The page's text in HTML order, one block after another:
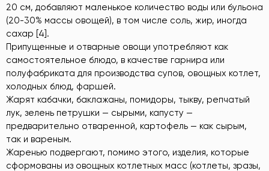
20 см, добавляют маленькое количество воды или бульона
(20-30% массы овощей), в том числе соль, жир, иногда
сахар [4].
Припущенные и отварные овощи употребляют как
самостоятельное блюдо, в качестве гарнира или
полуфабриката для производства супов, овощных котлет,
холодных блюд, фаршей.
Жарят кабачки, баклажаны, помидоры, тыкву, репчатый
лук, зелень петрушки — сырыми, капусту —
предварительно отваренной, картофель — как сырым,
так и вареным.
Жаренью подвергают, помимо этого, изделия, которые
сформованы из овощных котлетных масс (котлеты, зразы,